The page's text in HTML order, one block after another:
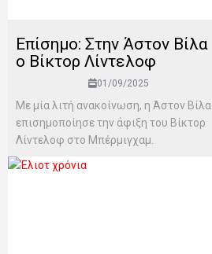
Επίσημο: Στην Άστον Βίλα
ο Βίκτορ Λίντελοφ
01/09/2025
Με μία λιτή ανακοίνωση, η Άστον Βίλα
επισημοποίησε την άφιξη του Βίκτορ
Λίντελοφ στο Μπέρμιγχαμ.